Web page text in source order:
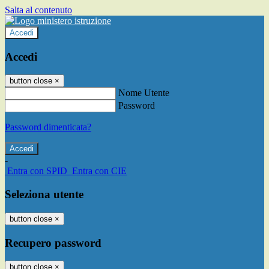
Salta al contenuto
Accedi
Accedi
button close ×
Nome Utente
Password
Password dimenticata?
-
Entra con SPID Entra con CIE
Seleziona utente
button close ×
Recupero password
button close ×